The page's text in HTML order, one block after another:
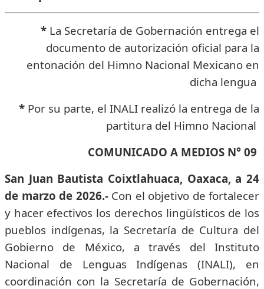
* La Secretaría de Gobernación entrega el
documento de autorización oficial para la
entonación del Himno Nacional Mexicano en
dicha lengua
* Por su parte, el INALI realizó la entrega de la
partitura del Himno Nacional
COMUNICADO A MEDIOS N° 09
San Juan Bautista Coixtlahuaca, Oaxaca, a 24
de marzo de 2026.- Con el objetivo de fortalecer
y hacer efectivos los derechos lingüísticos de los
pueblos indígenas, la Secretaría de Cultura del
Gobierno de México, a través del Instituto
Nacional de Lenguas Indígenas (INALI), en
coordinación con la Secretaría de Gobernación,